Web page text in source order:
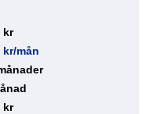
kr
kr/mån
kr